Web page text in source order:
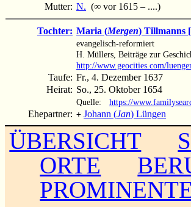
Mutter: N. (∞ vor 1615 – ....)
Tochter: Maria (Mergen) Tillmanns
evangelisch-reformiert
H. Müllers, Beiträge zur
http://www.geocities.com/
Taufe: Fr., 4. Dezember 1637
Heirat: So., 25. Oktober 1654
Quelle: https://
Ehepartner: + Johann (Jan) Lüngen
ÜBERSICHT
ORTE